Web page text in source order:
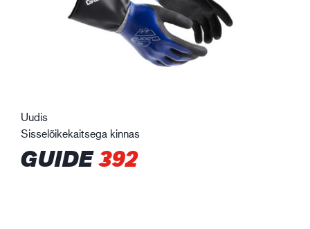
Uudis
Sisselõikekaitsega kinnas
GUIDE392